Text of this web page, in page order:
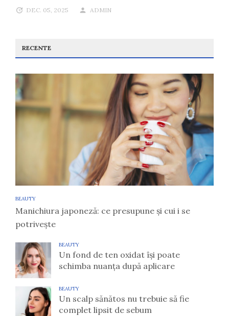
DEC. 05, 2025 ADMIN
RECENTE
BEAUTY
Manichiura japoneză: ce presupune și cui i se
potrivește
BEAUTY
Un fond de ten oxidat își poate
schimba nuanța după aplicare
BEAUTY
Un scalp sănătos nu trebuie să fie
complet lipsit de sebum